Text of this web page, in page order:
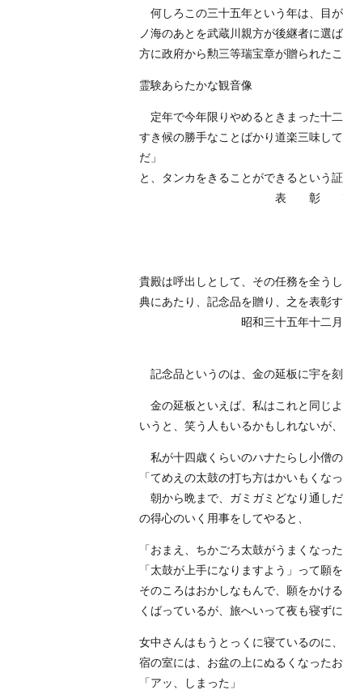
何しろこの三十五年という年は、目
ノ海のあとを武蔵川親方が後継者に選
方に政府から勲三等瑞宝章が贈られた
霊験あらたかな観音像
定年で今年限りやめるときまった十
すき候の勝手なことばかり道楽三味し
だ」
と、タンカをきることができるという
表 彰
呼出
戸口
貴殿は呼出しとして、その任務を全う
典にあたり、記念品を贈り、之を表彰す
昭和三十五年十二月二
財団法人日
記念品というのは、金の延板に宇を
金の延板といえば、私はこれと同じ
いうと、笑う人もいるかもしれないが
私が十四歳くらいのハナたらし小僧
「てめえの太鼓の打ち方はかいもくな
朝から晩まで、ガミガミどなり通し
の得心のいく用事をしてやると、
「おまえ、ちかごろ太鼓がうまくなっ
「太鼓が上手になりますよう」って願
そのころはおかしなもんで、願をかけ
くばっているが、旅へいって夜も寝ず
女中さんはもうとっくに寝ているのに
宿の室には、お盆の上にぬるくなった
「アッ、しまった」